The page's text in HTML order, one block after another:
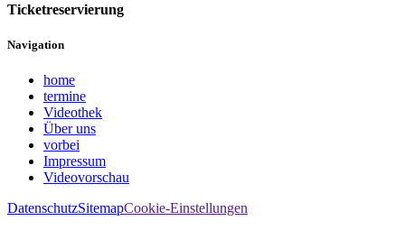
Ticketreservierung
Navigation
home
termine
Videothek
Über uns
vorbei
Impressum
Videovorschau
DatenschutzSitemapCookie-Einstellungen